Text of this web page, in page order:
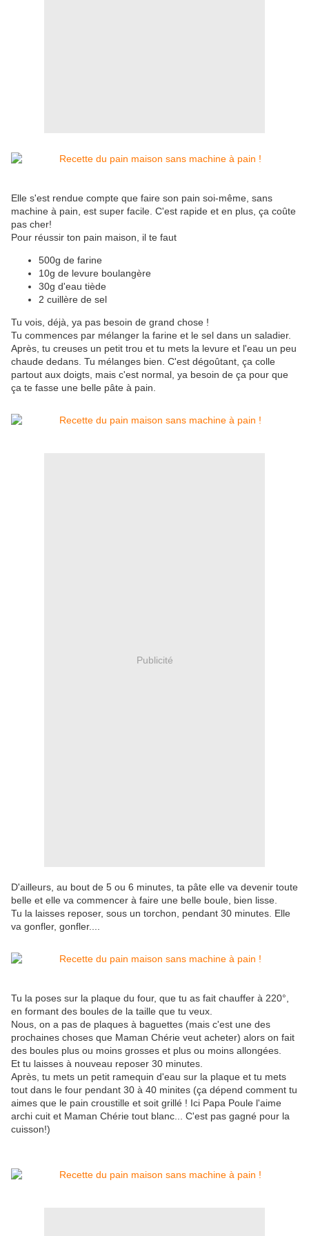
Elle s'est rendue compte que faire son pain soi-même, sans
machine à pain, est super facile. C'est rapide et en plus, ça coûte
pas cher!
Pour réussir ton pain maison, il te faut
500g de farine
10g de levure boulangère
30g d'eau tiède
2 cuillère de sel
Tu vois, déjà, ya pas besoin de grand chose !
Tu commences par mélanger la farine et le sel dans un saladier.
Après, tu creuses un petit trou et tu mets la levure et l'eau un peu
chaude dedans. Tu mélanges bien. C'est dégoûtant, ça colle
partout aux doigts, mais c'est normal, ya besoin de ça pour que
ça te fasse une belle pâte à pain.
Publicité
D'ailleurs, au bout de 5 ou 6 minutes, ta pâte elle va devenir toute
belle et elle va commencer à faire une belle boule, bien lisse.
Tu la laisses reposer, sous un torchon, pendant 30 minutes. Elle
va gonfler, gonfler....
Tu la poses sur la plaque du four, que tu as fait chauffer à 220°,
en formant des boules de la taille que tu veux.
Nous, on a pas de plaques à baguettes (mais c'est une des
prochaines choses que Maman Chérie veut acheter) alors on fait
des boules plus ou moins grosses et plus ou moins allongées.
Et tu laisses à nouveau reposer 30 minutes.
Après, tu mets un petit ramequin d'eau sur la plaque et tu mets
tout dans le four pendant 30 à 40 minites (ça dépend comment tu
aimes que le pain croustille et soit grillé ! Ici Papa Poule l'aime
archi cuit et Maman Chérie tout blanc... C'est pas gagné pour la
cuisson!)